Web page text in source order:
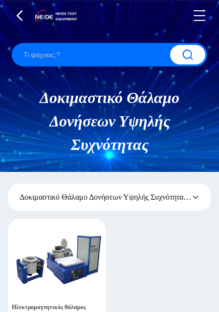
Δοκιμαστικό Θάλαμο
Δονήσεων Υψηλής
Συχνότητας
Δοκιμαστικό Θάλαμο Δονήσεων Υψηλής Συχνότητας(1)
Ηλεκτρομαγνητικός θάλαμος